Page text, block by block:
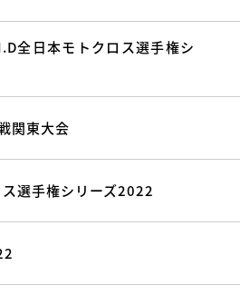
全日本モトクロス選手権シ
関東大会
選手権シリーズ2022